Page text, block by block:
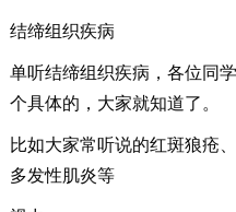
结缔组织疾病
单听结缔组织疾病，各位同
个具体的，大家就知道了。
比如大家常听说的红斑狼疮
多发性肌炎等